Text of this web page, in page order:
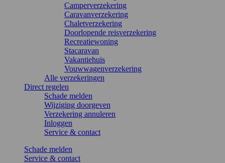
Camperverzekering
Caravanverzekering
Chaletverzekering
Doorlopende reisverzekering
Recreatiewoning
Stacaravan
Vakantiehuis
Vouwwagenverzekering
Alle verzekeringen
Direct regelen
Schade melden
Wijziging doorgeven
Verzekering annuleren
Inloggen
Service & contact
Schade melden
Service & contact